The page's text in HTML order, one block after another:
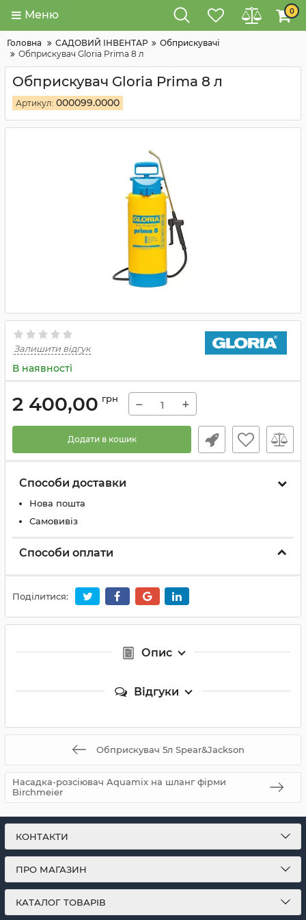
Меню 0
Головна САДОВИЙ ІНВЕНТАР
Обприскувачі
Обприскувач Gloria Prima 8 л
Обприскувач Gloria Prima 8 л
Артикул: 000099.0000
Залишити відгук
В наявності
2 400,00 грн − +
Додати в кошик
Способи доставки
Нова пошта
Самовивіз
Способи оплати
Поділитися:
Опис
Відгуки
Обприскувач 5л Spear&Jackson
Насадка-розсіювач Aquamix на шланг фірми
Birchmeier
КОНТАКТИ
ПРО МАГАЗИН
КАТАЛОГ ТОВАРІВ